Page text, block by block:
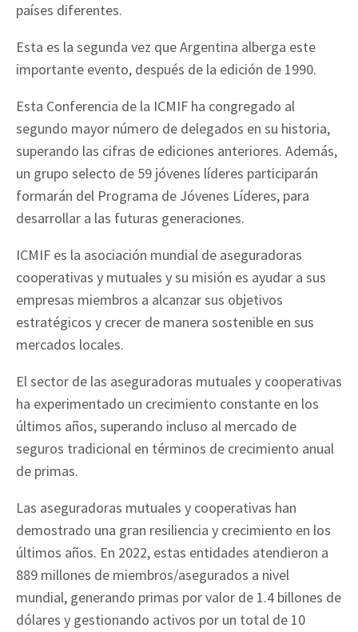
países diferentes.
Esta es la segunda vez que Argentina alberga este
importante evento, después de la edición de 1990.
Esta Conferencia de la ICMIF ha congregado al
segundo mayor número de delegados en su historia,
superando las cifras de ediciones anteriores. Además,
un grupo selecto de 59 jóvenes líderes participarán
formarán del Programa de Jóvenes Líderes, para
desarrollar a las futuras generaciones.
ICMIF es la asociación mundial de aseguradoras
cooperativas y mutuales y su misión es ayudar a sus
empresas miembros a alcanzar sus objetivos
estratégicos y crecer de manera sostenible en sus
mercados locales.
El sector de las aseguradoras mutuales y cooperativas
ha experimentado un crecimiento constante en los
últimos años, superando incluso al mercado de
seguros tradicional en términos de crecimiento anual
de primas.
Las aseguradoras mutuales y cooperativas han
demostrado una gran resiliencia y crecimiento en los
últimos años. En 2022, estas entidades atendieron a
889 millones de miembros/asegurados a nivel
mundial, generando primas por valor de 1.4 billones de
dólares y gestionando activos por un total de 10